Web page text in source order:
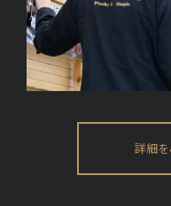
詳細